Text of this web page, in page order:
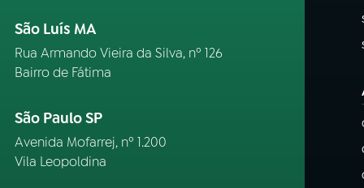
São Luís MA
Rua Armando Vieira da Silva, nº 126
Bairro de Fátima
São Paulo SP
Avenida Mofarrej, nº 1.200
Vila Leopoldina